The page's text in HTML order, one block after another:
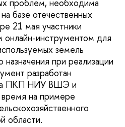
проблем, необходима
базе отечественных
21 мая участники
онлайн-инструментом для
земель
назначения при реализации
разработан
ПКП НИУ ВШЭ и
на примере
области.